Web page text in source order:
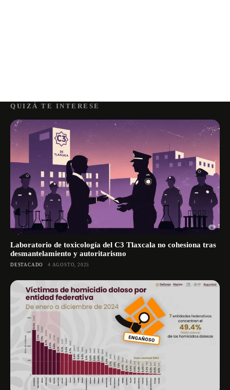
QUIZÁ TE INTERESE
Laboratorio de toxicología del C3 Tlaxcala no cohesiona tras
desmantelamiento y autoritarismo
DESTACADO 4 AGOSTO, 2025